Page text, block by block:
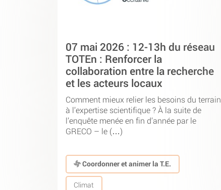
07 mai 2026 : 12-13h du réseau
TOTEn : Renforcer la
collaboration entre la recherche
et les acteurs locaux
Comment mieux relier les besoins du terrain
à l’expertise scientifique ? À la suite de
l’enquête menée en fin d’année par le
GRECO – le (…)
Coordonner et animer la T.E.
Climat